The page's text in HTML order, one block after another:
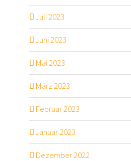
Juli 2023
Juni 2023
Mai 2023
März 2023
Februar 2023
Januar 2023
Dezember 2022